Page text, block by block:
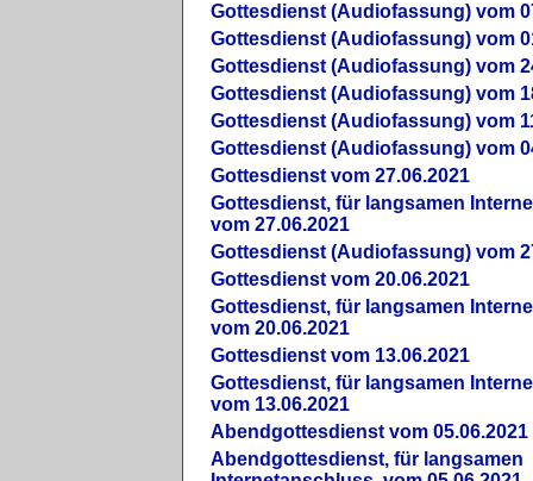
Gottesdienst (Audiofassung) vom
Gottesdienst (Audiofassung) vom
Gottesdienst (Audiofassung) vom
Gottesdienst (Audiofassung) vom
Gottesdienst (Audiofassung) vom
Gottesdienst (Audiofassung) vom
Gottesdienst vom 27.06.2021
Gottesdienst, für langsamen
vom 27.06.2021
Gottesdienst (Audiofassung) vom
Gottesdienst vom 20.06.2021
Gottesdienst, für langsamen
vom 20.06.2021
Gottesdienst vom 13.06.2021
Gottesdienst, für langsamen
vom 13.06.2021
Abendgottesdienst vom 05.06.2021
Abendgottesdienst, für langsamen